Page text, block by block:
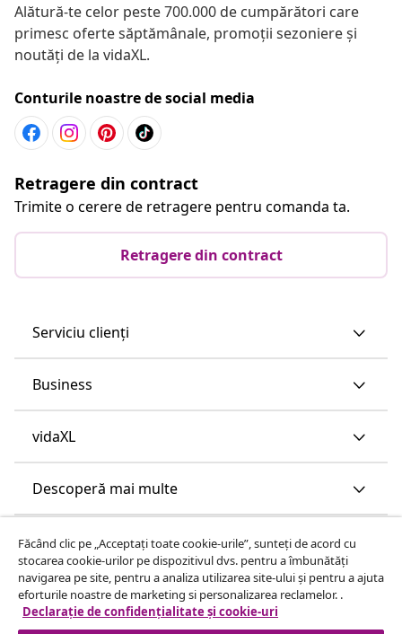
Alătură-te celor peste 700.000 de cumpărători care
primesc oferte săptămânale, promoții sezoniere și
noutăți de la vidaXL.
Conturile noastre de social media
Retragere din contract
Trimite o cerere de retragere pentru comanda ta.
Retragere din contract
Serviciu clienți
Business
vidaXL
Descoperă mai multe
Făcând clic pe „Acceptați toate cookie-urile”, sunteți de acord cu
stocarea cookie-urilor pe dispozitivul dvs. pentru a îmbunătăți
navigarea pe site, pentru a analiza utilizarea site-ului și pentru a ajuta
eforturile noastre de marketing si personalizarea reclamelor. .
Declarație de confidențialitate și cookie-uri